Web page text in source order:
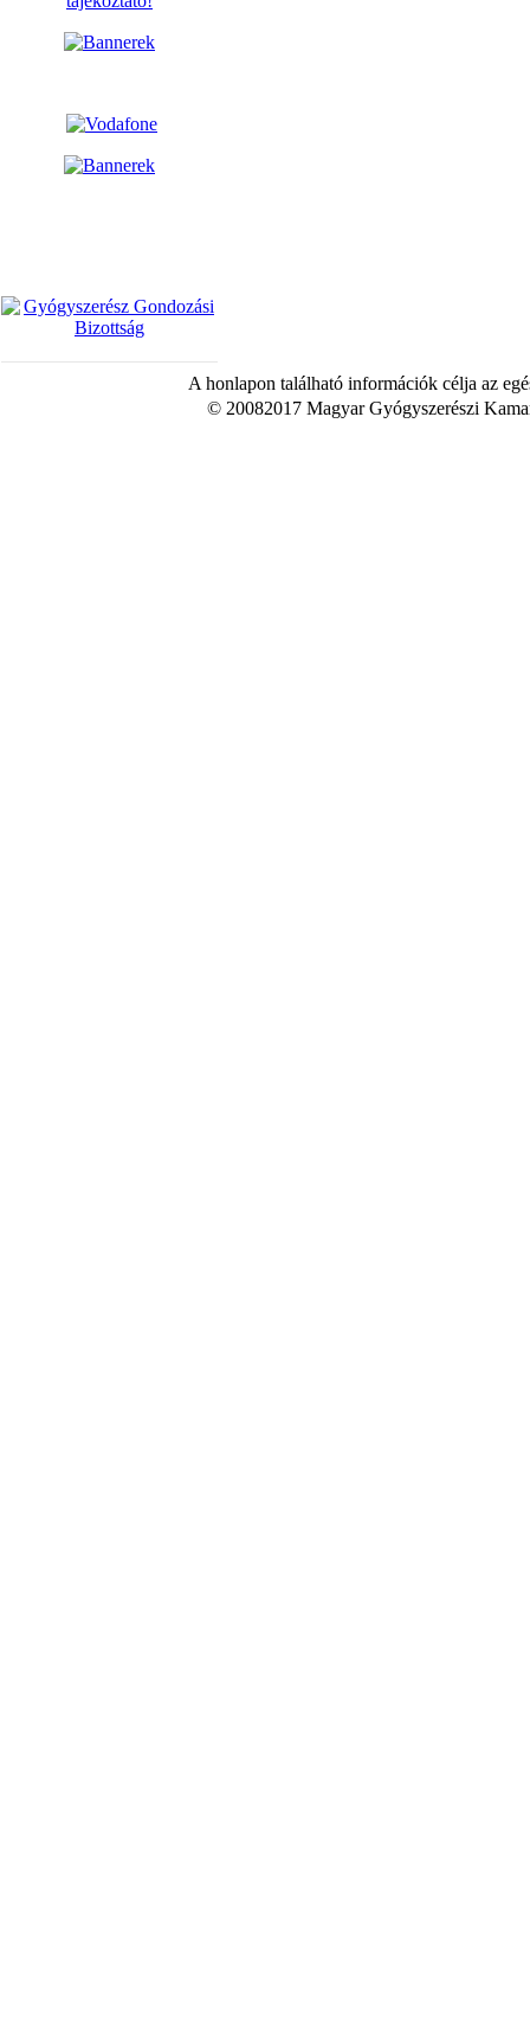
A honlapon található információk célja az
© 20082017 Magyar Gyógyszerészi